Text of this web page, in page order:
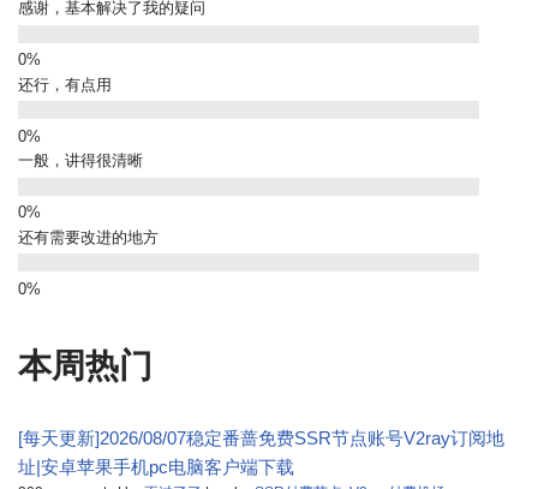
感谢，基本解决了我的疑问
还行，有点用
一般，讲得很清晰
还有需要改进的地方
本周热门
[每天更新]2026/08/07稳定番蔷免费SSR节点账号V2ray订阅地
址|安卓苹果手机pc电脑客户端下载